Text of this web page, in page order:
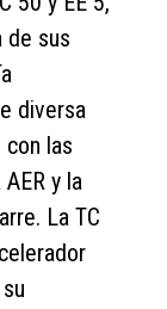
de sus
diversa
las
y la
La TC